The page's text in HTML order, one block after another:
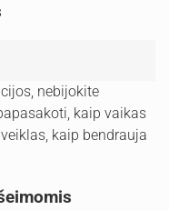
nebijokite
kaip vaikas
kaip bendrauja